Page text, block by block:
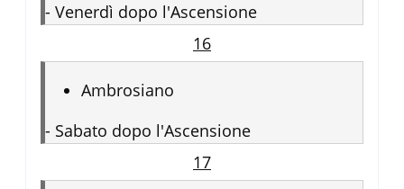
- Venerdì dopo l'Ascensione
16
Ambrosiano
- Sabato dopo l'Ascensione
17